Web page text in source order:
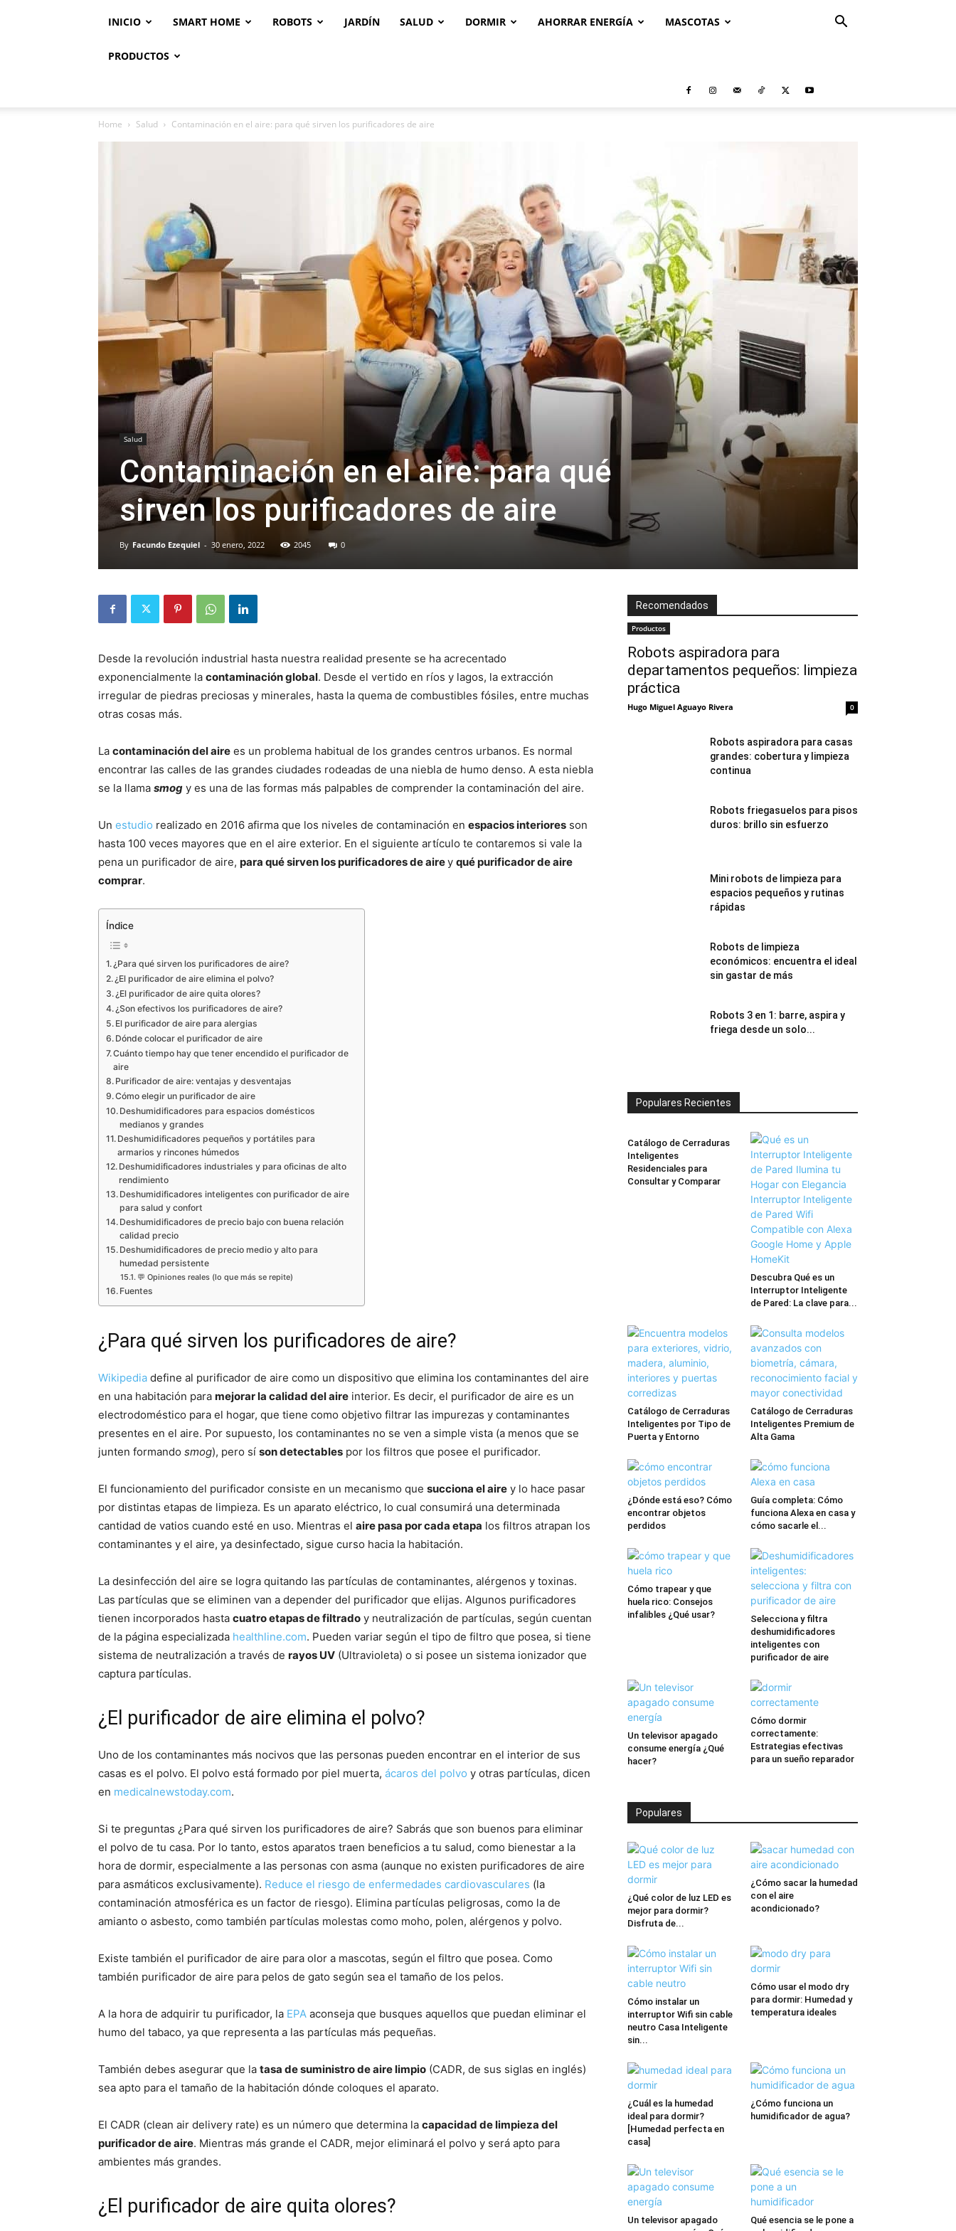
INICIO SMART HOME ROBOTS JARDÍN SALUD DORMIR AHORRAR ENERGÍA MASCOTAS
PRODUCTOS
Home Salud Contaminación en el aire: para qué sirven los purificadores de aire
Salud
Contaminación en el aire: para qué
sirven los purificadores de aire
By Facundo Ezequiel - 30 enero, 2022 2045 0
Desde la revolución industrial hasta nuestra realidad presente se ha acrecentado
exponencialmente la contaminación global. Desde el vertido en ríos y lagos, la extracción
irregular de piedras preciosas y minerales, hasta la quema de combustibles fósiles, entre muchas
otras cosas más.
La contaminación del aire es un problema habitual de los grandes centros urbanos. Es normal
encontrar las calles de las grandes ciudades rodeadas de una niebla de humo denso. A esta niebla
se la llama smog y es una de las formas más palpables de comprender la contaminación del aire.
Un estudio realizado en 2016 afirma que los niveles de contaminación en espacios interiores son
hasta 100 veces mayores que en el aire exterior. En el siguiente artículo te contaremos si vale la
pena un purificador de aire, para qué sirven los purificadores de airey qué purificador de aire
comprar.
Índice
¿Para qué sirven los purificadores de aire?
¿El purificador de aire elimina el polvo?
¿El purificador de aire quita olores?
¿Son efectivos los purificadores de aire?
El purificador de aire para alergias
Dónde colocar el purificador de aire
Cuánto tiempo hay que tener encendido el purificador de
aire
Purificador de aire: ventajas y desventajas
Cómo elegir un purificador de aire
Deshumidificadores para espacios domésticos
medianos y grandes
Deshumidificadores pequeños y portátiles para
armarios y rincones húmedos
Deshumidificadores industriales y para oficinas de alto
rendimiento
Deshumidificadores inteligentes con purificador de aire
para salud y confort
Deshumidificadores de precio bajo con buena relación
calidad precio
Deshumidificadores de precio medio y alto para
humedad persistente
💬 Opiniones reales (lo que más se repite)
Fuentes
¿Para qué sirven los purificadores de aire?
Wikipedia define al purificador de aire como un dispositivo que elimina los contaminantes del aire
en una habitación para mejorar la calidad del aire interior. Es decir, el purificador de aire es un
electrodoméstico para el hogar, que tiene como objetivo filtrar las impurezas y contaminantes
presentes en el aire. Por supuesto, los contaminantes no se ven a simple vista (a menos que se
junten formando smog), pero sí son detectables por los filtros que posee el purificador.
El funcionamiento del purificador consiste en un mecanismo que succiona el aire y lo hace pasar
por distintas etapas de limpieza. Es un aparato eléctrico, lo cual consumirá una determinada
cantidad de vatios cuando esté en uso. Mientras el aire pasa por cada etapa los filtros atrapan los
contaminantes y el aire, ya desinfectado, sigue curso hacia la habitación.
La desinfección del aire se logra quitando las partículas de contaminantes, alérgenos y toxinas.
Las partículas que se eliminen van a depender del purificador que elijas. Algunos purificadores
tienen incorporados hasta cuatro etapas de filtrado y neutralización de partículas, según cuentan
de la página especializada healthline.com. Pueden variar según el tipo de filtro que posea, si tiene
sistema de neutralización a través de rayos UV (Ultravioleta) o si posee un sistema ionizador que
captura partículas.
¿El purificador de aire elimina el polvo?
Uno de los contaminantes más nocivos que las personas pueden encontrar en el interior de sus
casas es el polvo. El polvo está formado por piel muerta, ácaros del polvo y otras partículas, dicen
en medicalnewstoday.com.
Si te preguntas ¿Para qué sirven los purificadores de aire? Sabrás que son buenos para eliminar
el polvo de tu casa. Por lo tanto, estos aparatos traen beneficios a tu salud, como bienestar a la
hora de dormir, especialmente a las personas con asma (aunque no existen purificadores de aire
para asmáticos exclusivamente). Reduce el riesgo de enfermedades cardiovasculares (la
contaminación atmosférica es un factor de riesgo). Elimina partículas peligrosas, como la de
amianto o asbesto, como también partículas molestas como moho, polen, alérgenos y polvo.
Existe también el purificador de aire para olor a mascotas, según el filtro que posea. Como
también purificador de aire para pelos de gato según sea el tamaño de los pelos.
A la hora de adquirir tu purificador, la EPA aconseja que busques aquellos que puedan eliminar el
humo del tabaco, ya que representa a las partículas más pequeñas.
También debes asegurar que la tasa de suministro de aire limpio (CADR, de sus siglas en inglés)
sea apto para el tamaño de la habitación dónde coloques el aparato.
El CADR (clean air delivery rate) es un número que determina la capacidad de limpieza del
purificador de aire. Mientras más grande el CADR, mejor eliminará el polvo y será apto para
ambientes más grandes.
¿El purificador de aire quita olores?
Recomendados
Productos
Robots aspiradora para
departamentos pequeños: limpieza
práctica
Hugo Miguel Aguayo Rivera 0
Robots aspiradora para casas
grandes: cobertura y limpieza
continua
Robots friegasuelos para pisos
duros: brillo sin esfuerzo
Mini robots de limpieza para
espacios pequeños y rutinas
rápidas
Robots de limpieza
económicos: encuentra el ideal
sin gastar de más
Robots 3 en 1: barre, aspira y
friega desde un solo...
Populares Recientes
Catálogo de Cerraduras
Inteligentes
Residenciales para
Consultar y Comparar
Descubra Qué es un
Interruptor Inteligente
de Pared: La clave para...
Catálogo de Cerraduras
Inteligentes por Tipo de
Puerta y Entorno
Catálogo de Cerraduras
Inteligentes Premium de
Alta Gama
¿Dónde está eso? Cómo
encontrar objetos
perdidos
Guía completa: Cómo
funciona Alexa en casa y
cómo sacarle el...
Cómo trapear y que
huela rico: Consejos
infalibles ¿Qué usar?
Selecciona y filtra
deshumidificadores
inteligentes con
purificador de aire
Un televisor apagado
consume energía ¿Qué
hacer?
Cómo dormir
correctamente:
Estrategias efectivas
para un sueño reparador
Populares
¿Qué color de luz LED es
mejor para dormir?
Disfruta de...
¿Cómo sacar la humedad
con el aire
acondicionado?
Cómo instalar un
interruptor Wifi sin cable
neutro Casa Inteligente
sin...
Cómo usar el modo dry
para dormir: Humedad y
temperatura ideales
¿Cuál es la humedad
ideal para dormir?
[Humedad perfecta en
casa]
¿Cómo funciona un
humidificador de agua?
Un televisor apagado
Qué esencia se le pone a